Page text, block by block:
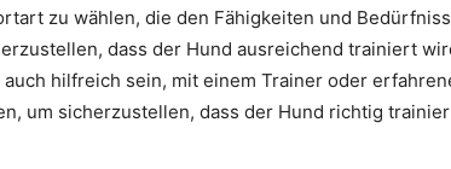
zu wählen, die den Fähigkeiten und
dass der Hund ausreichend trainiert
auch hilfreich sein, mit einem Trainer oder
um sicherzustellen, dass der Hund richtig